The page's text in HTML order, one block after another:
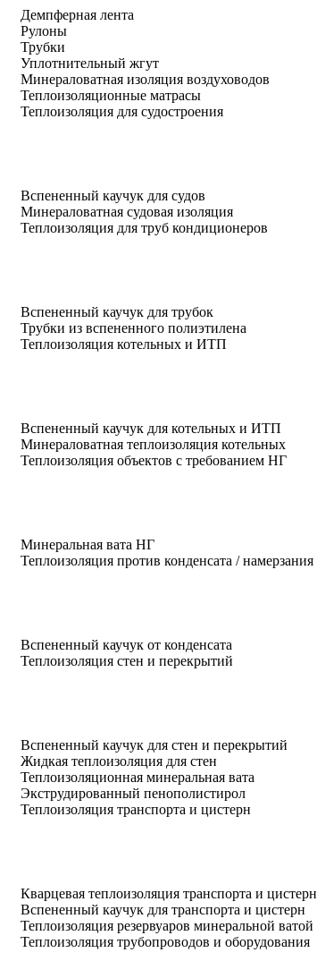
Демпферная лента
Рулоны
Трубки
Уплотнительный жгут
Минераловатная изоляция воздуховодов
Теплоизоляционные матрасы
Теплоизоляция для судостроения
Вспененный каучук для судов
Минераловатная судовая изоляция
Теплоизоляция для труб кондиционеров
Вспененный каучук для трубок
Трубки из вспененного полиэтилена
Теплоизоляция котельных и ИТП
Вспененный каучук для котельных и ИТП
Минераловатная теплоизоляция котельных
Теплоизоляция объектов с требованием НГ
Минеральная вата НГ
Теплоизоляция против конденсата / намерзания
Вспененный каучук от конденсата
Теплоизоляция стен и перекрытий
Вспененный каучук для стен и перекрытий
Жидкая теплоизоляция для стен
Теплоизоляционная минеральная вата
Экструдированный пенополистирол
Теплоизоляция транспорта и цистерн
Кварцевая теплоизоляция транспорта и цистерн
Вспененный каучук для транспорта и цистерн
Теплоизоляция резервуаров минеральной ватой
Теплоизоляция трубопроводов и оборудования